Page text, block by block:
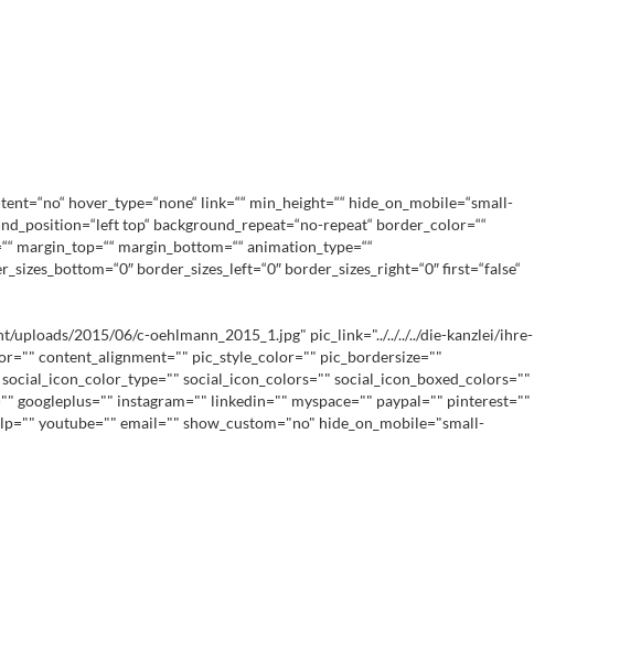
hover_type=“none“ link=““ min_height=““ hide_on_mobile=“small-
top“ background_repeat=“no-repeat“ border_color=““
margin_top=““ margin_bottom=““ animation_type=““
border_sizes_left=“0″ border_sizes_right=“0″ first=“false“
2015/06/c-oehlmann_2015_1.jpg" pic_link="../../../../die-kanzlei/ihre-
content_alignment="" pic_style_color="" pic_bordersize=""
social_icon_colors="" social_icon_boxed_colors=""
instagram="" linkedin="" myspace="" paypal="" pinterest=""
youtube="" email="" show_custom="no" hide_on_mobile="small-